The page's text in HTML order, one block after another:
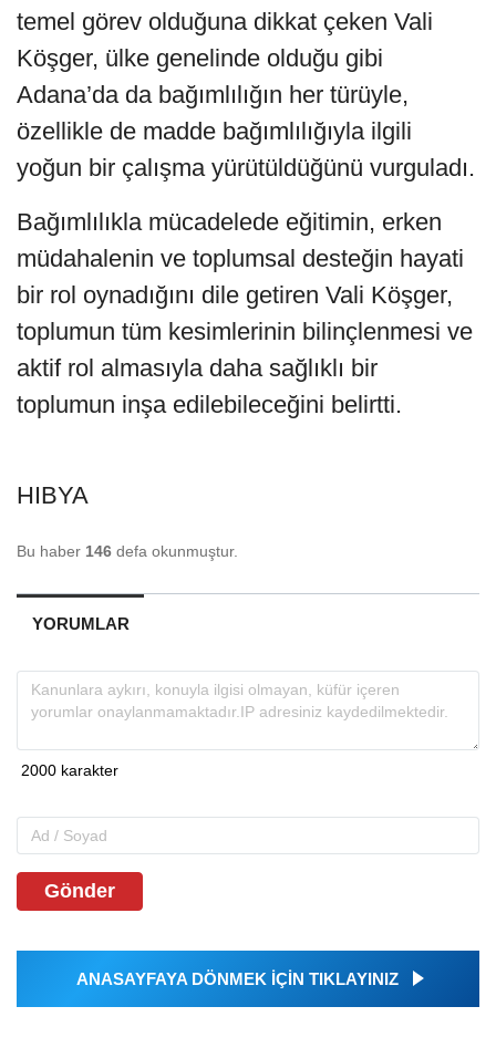
temel görev olduğuna dikkat çeken Vali
Köşger, ülke genelinde olduğu gibi
Adana’da da bağımlılığın her türüyle,
özellikle de madde bağımlılığıyla ilgili
yoğun bir çalışma yürütüldüğünü vurguladı.
Bağımlılıkla mücadelede eğitimin, erken
müdahalenin ve toplumsal desteğin hayati
bir rol oynadığını dile getiren Vali Köşger,
toplumun tüm kesimlerinin bilinçlenmesi ve
aktif rol almasıyla daha sağlıklı bir
toplumun inşa edilebileceğini belirtti.
HIBYA
Bu haber 146 defa okunmuştur.
YORUMLAR
Gönder
ANASAYFAYA DÖNMEK İÇİN TIKLAYINIZ